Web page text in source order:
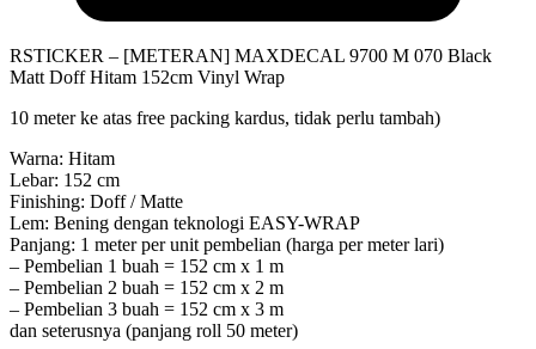
RSTICKER – [METERAN] MAXDECAL 9700 M 070 Black
Matt Doff Hitam 152cm Vinyl Wrap
10 meter ke atas free packing kardus, tidak perlu tambah)
Warna: Hitam
Lebar: 152 cm
Finishing: Doff / Matte
Lem: Bening dengan teknologi EASY-WRAP
Panjang: 1 meter per unit pembelian (harga per meter lari)
– Pembelian 1 buah = 152 cm x 1 m
– Pembelian 2 buah = 152 cm x 2 m
– Pembelian 3 buah = 152 cm x 3 m
dan seterusnya (panjang roll 50 meter)